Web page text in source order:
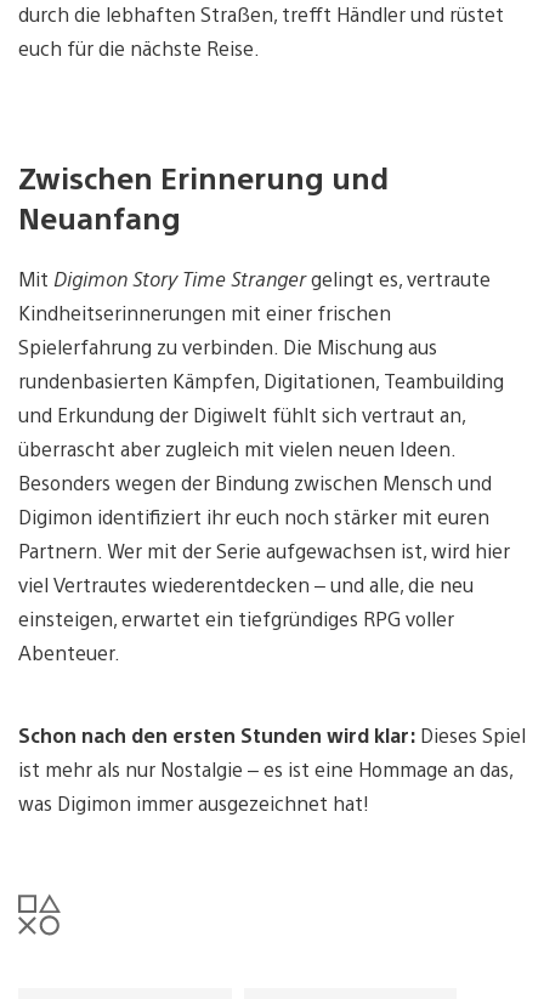
durch die lebhaften Straßen, trefft Händler und rüstet
euch für die nächste Reise.
Zwischen Erinnerung und
Neuanfang
Mit Digimon Story Time Strangergelingt es, vertraute
Kindheitserinnerungen mit einer frischen
Spielerfahrung zu verbinden. Die Mischung aus
rundenbasierten Kämpfen, Digitationen, Teambuilding
und Erkundung der Digiwelt fühlt sich vertraut an,
überrascht aber zugleich mit vielen neuen Ideen.
Besonders wegen der Bindung zwischen Mensch und
Digimon identifiziert ihr euch noch stärker mit euren
Partnern. Wer mit der Serie aufgewachsen ist, wird hier
viel Vertrautes wiederentdecken – und alle, die neu
einsteigen, erwartet ein tiefgründiges RPG voller
Abenteuer.
Schon nach den ersten Stunden wird klar: Dieses Spiel
ist mehr als nur Nostalgie – es ist eine Hommage an das,
was Digimon immer ausgezeichnet hat!